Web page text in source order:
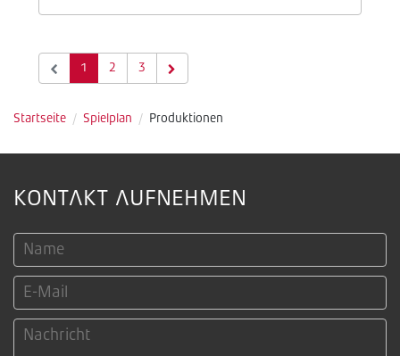
1 2 3
Startseite / Spielplan / Produktionen
KONTAKT AUFNEHMEN